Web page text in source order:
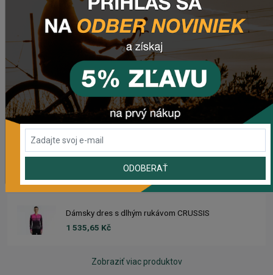
Dres CRUSSIS
1 633,93 Kč
Dámsky dres CRUSSIS
1 633,93 Kč
Dres s dlhým rukávom CRUSSIS
Dámsky dres s dlhým rukávom CRUSSIS
1 535,65 Kč
Zobraziť viac produktov
ODOBERAŤ